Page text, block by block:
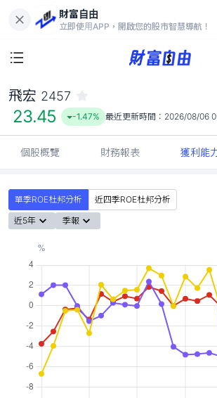
財富自由
立即使用APP，開啟您的股市智慧導航！
23.45
-1.47%
飛宏 2457
23.45 -1.47% 最近更新時間： 2026/08/06
個股概覽 財務報表 獲利能
單季ROE杜邦分析
近四季ROE杜邦分析
近5年
季報